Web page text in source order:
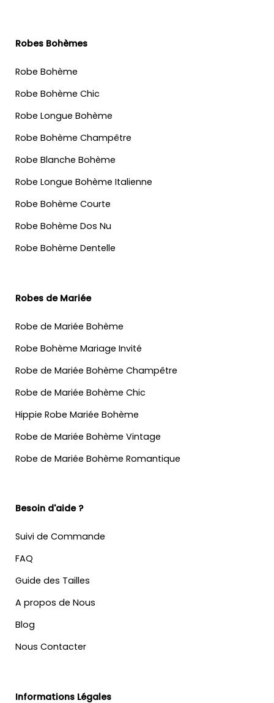
Robes Bohèmes
Robe Bohème
Robe Bohème Chic
Robe Longue Bohème
Robe Bohème Champêtre
Robe Blanche Bohème
Robe Longue Bohème Italienne
Robe Bohème Courte
Robe Bohème Dos Nu
Robe Bohème Dentelle
Robes de Mariée
Robe de Mariée Bohème
Robe Bohème Mariage Invité
Robe de Mariée Bohème Champêtre
Robe de Mariée Bohème Chic
Hippie Robe Mariée Bohème
Robe de Mariée Bohème Vintage
Robe de Mariée Bohème Romantique
Besoin d'aide ?
Suivi de Commande
FAQ
Guide des Tailles
A propos de Nous
Blog
Nous Contacter
Informations Légales